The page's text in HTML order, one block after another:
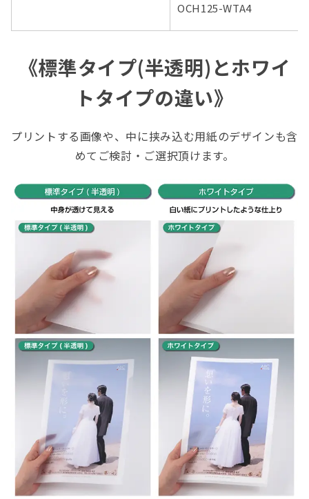
OCH125-WTA4
《標準タイプ(半透明)とホワイ
トタイプの違い》
プリントする画像や、中に挟み込む用紙のデザインも含
めてご検討・ご選択頂けます。